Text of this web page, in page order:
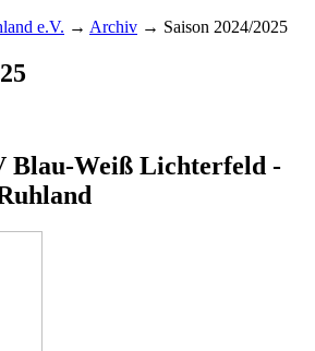
e.V. → Archiv → Saison 2024/2025
Blau-Weiß Lichterfeld -